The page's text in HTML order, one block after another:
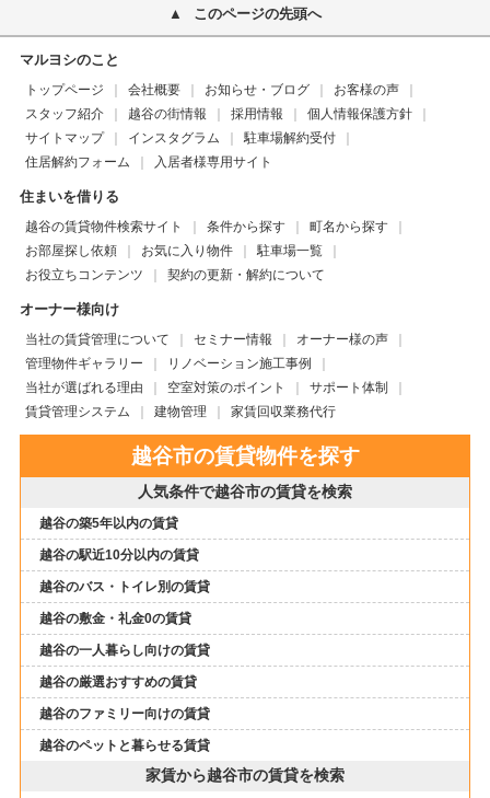
このページの先頭へ
マルヨシのこと
トップページ 会社概要 お知らせ・ブログ
お客様の声
スタッフ紹介
越谷の街情報 採用情報
個人情報保護方針
サイトマップ
インスタグラム
駐車場解約受付
住居解約フォーム
入居者様専用サイト
住まいを借りる
越谷の賃貸物件検索サイト 条件から探す
町名から探す
お部屋探し依頼
お気に入り物件
駐車場一覧
お役立ちコンテンツ
契約の更新・解約について
オーナー様向け
当社の賃貸管理について セミナー情報
オーナー様の声
管理物件ギャラリー
リノベーション施工事例
当社が選ばれる理由
空室対策のポイント
サポート体制
賃貸管理システム
建物管理 家賃回収業務代行
越谷市の賃貸物件を探す
人気条件で越谷市の賃貸を検索
越谷の築5年以内の賃貸
越谷の駅近10分以内の賃貸
越谷のバス・トイレ別の賃貸
越谷の敷金・礼金0の賃貸
越谷の一人暮らし向けの賃貸
越谷の厳選おすすめの賃貸
越谷のファミリー向けの賃貸
越谷のペットと暮らせる賃貸
家賃から越谷市の賃貸を検索